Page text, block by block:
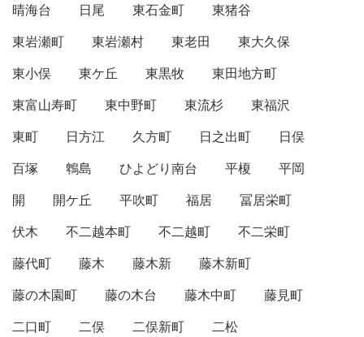
晴海台 日尾 東石金町
東猪谷
東岩瀬町
東岩瀬村 東老田
東大久保
東小俣
東ケ丘 東黒牧
東田地方町
東富山寿町
東中野町 東流杉
東福沢
東町
日方江 久方町 日之出町
日俣
百塚
鵯島 ひよどり南台 平榎
平岡
開
開ケ丘 平吹町 福居
冨居栄町
伏木
不二越本町 不二越町
不二栄町
藤代町
藤木 藤木新
藤木新町
藤の木園町
藤の木台 藤木中町
藤見町
二口町
二俣 二俣新町
二松